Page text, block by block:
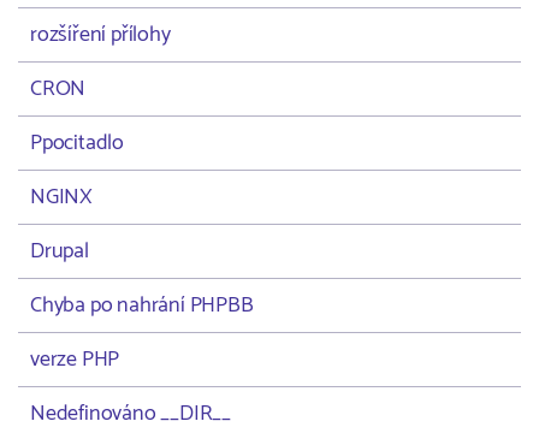
rozšíření přílohy
CRON
Ppocitadlo
NGINX
Drupal
Chyba po nahrání PHPBB
verze PHP
Nedefinováno __DIR__